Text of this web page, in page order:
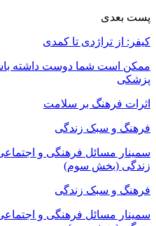
پست بعدی
کیفر: از تراژدی تا کمدی
ممکن است شما دوست داشته
پزشکی
اثرات فرهنگ بر سلامت
فرهنگ و سبک زندگی
سمینار مسائل فرهنگی و
زندگی (بخش سوم)
فرهنگ و سبک زندگی
سمینار مسائل فرهنگی و